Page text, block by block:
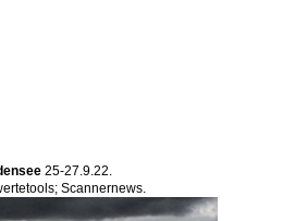
25-27.9.22.
Scannernews.